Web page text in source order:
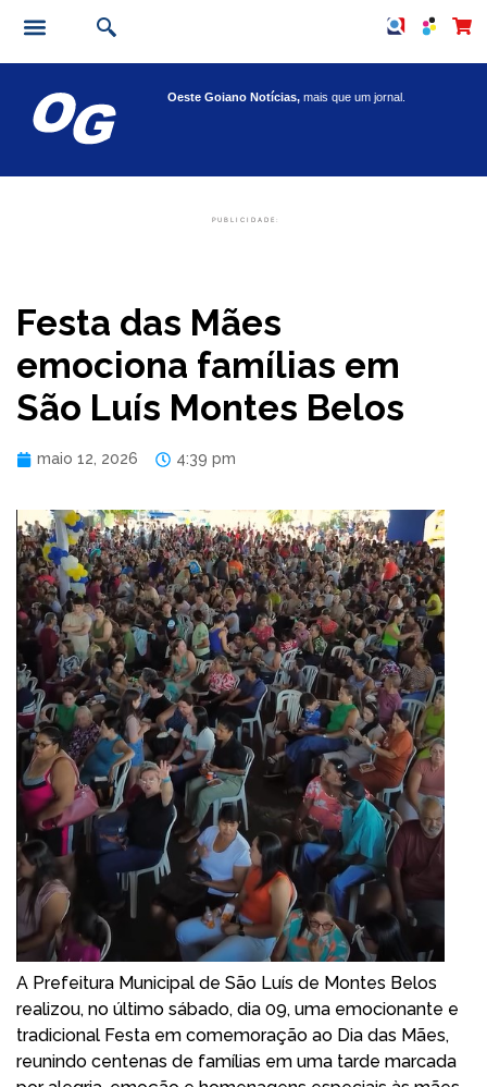
Oeste Goiano Notícias,mais que um jornal.
PUBLICIDADE:
Festa das Mães
emociona famílias em
São Luís Montes Belos
maio 12, 2026 4:39 pm
A Prefeitura Municipal de São Luís de Montes Belos
realizou, no último sábado, dia 09, uma emocionante e
tradicional Festa em comemoração ao Dia das Mães,
reunindo centenas de famílias em uma tarde marcada